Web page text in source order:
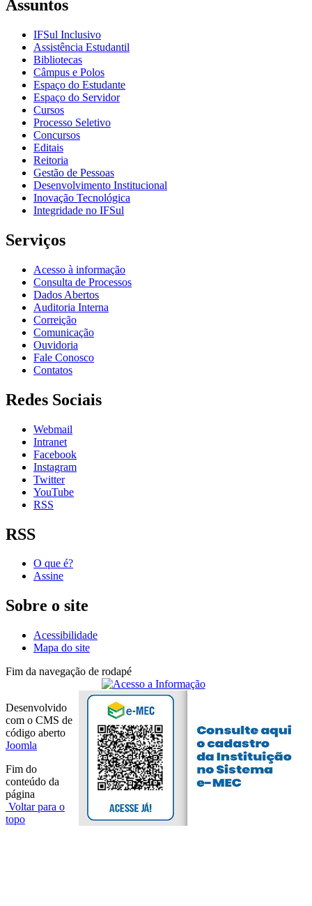
Assuntos
IFSul Inclusivo
Assistência Estudantil
Bibliotecas
Câmpus e Polos
Espaço do Estudante
Espaço do Servidor
Cursos
Processo Seletivo
Concursos
Editais
Reitoria
Gestão de Pessoas
Desenvolvimento Institucional
Inovação Tecnológica
Integridade no IFSul
Serviços
Acesso à informação
Consulta de Processos
Dados Abertos
Auditoria Interna
Correição
Comunicação
Ouvidoria
Fale Conosco
Contatos
Redes Sociais
Webmail
Intranet
Facebook
Instagram
Twitter
YouTube
RSS
RSS
O que é?
Assine
Sobre o site
Acessibilidade
Mapa do site
Fim da navegação de rodapé
Desenvolvido
com o CMS de
código aberto
Joomla
Fim do
conteúdo da
página
Voltar para o
topo